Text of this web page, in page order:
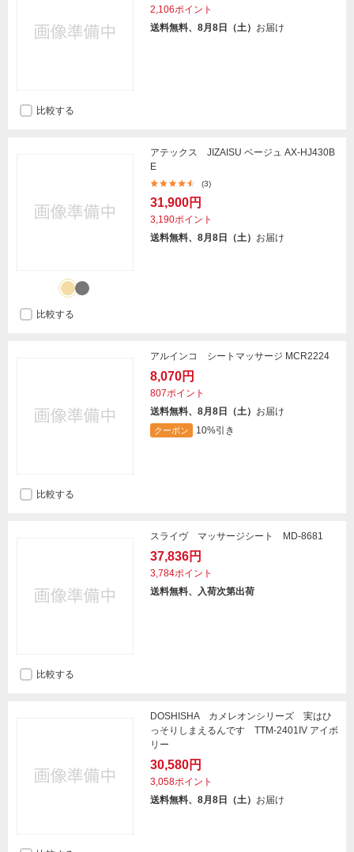
2,106ポイント
送料無料、8月8日（土） お届け
比較する
アテックス JIZAISU ベージュ AX-HJ430B
E
(3)
31,900円
3,190ポイント
送料無料、8月8日（土） お届け
比較する
アルインコ シートマッサージ MCR2224
8,070円
807ポイント
送料無料、8月8日（土） お届け
クーポン 10%引き
比較する
スライヴ マッサージシート MD-8681
37,836円
3,784ポイント
送料無料、入荷次第出荷
比較する
DOSHISHA カメレオンシリーズ 実はひ
っそりしまえるんです TTM-2401IV アイボ
リー
30,580円
3,058ポイント
送料無料、8月8日（土） お届け